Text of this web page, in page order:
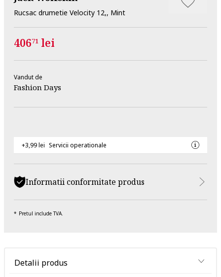
Rucsac drumetie Velocity 12,, Mint
40671 lei
Vandut de
Fashion Days
+3,99 lei Servicii operationale
Informatii conformitate produs
Pretul include TVA.
Detalii produs